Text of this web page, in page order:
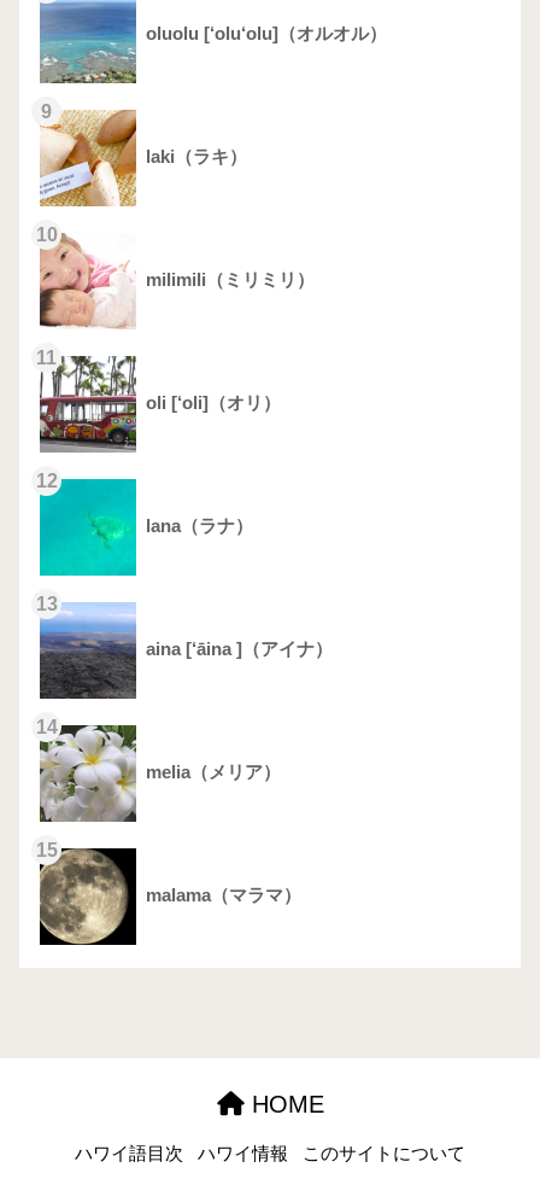
oluolu [‘olu‘olu]（オルオル）
9
laki（ラキ）
10
milimili（ミリミリ）
11
oli [‘oli]（オリ）
12
lana（ラナ）
13
aina [‘āina ]（アイナ）
14
melia（メリア）
15
malama（マラマ）
HOME
ハワイ語目次 ハワイ情報
このサイトについて